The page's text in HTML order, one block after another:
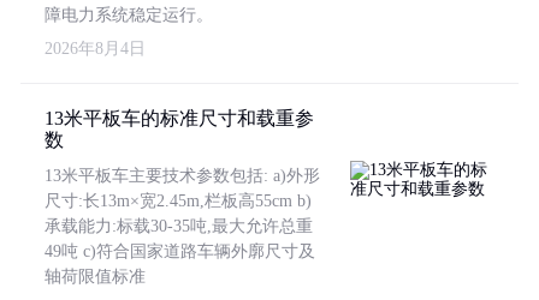
障电力系统稳定运行。
2026年8月4日
13米平板车的标准尺寸和载重参
数
13米平板车主要技术参数包括: a)外形
尺寸:长13m×宽2.45m,栏板高55cm b)
承载能力:标载30-35吨,最大允许总重
49吨 c)符合国家道路车辆外廓尺寸及
轴荷限值标准